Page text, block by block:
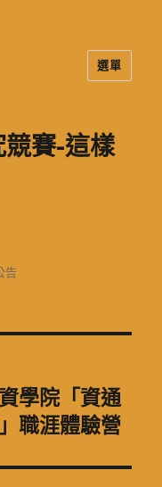
選單
賽-這樣
告
學院「資通
職涯體驗營